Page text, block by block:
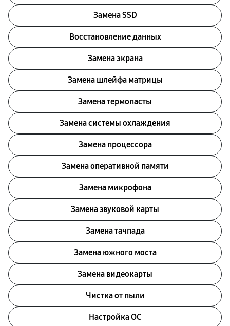
Замена SSD
Восстановление данных
Замена экрана
Замена шлейфа матрицы
Замена термопасты
Замена системы охлаждения
Замена процессора
Замена оперативной памяти
Замена микрофона
Замена звуковой карты
Замена тачпада
Замена южного моста
Замена видеокарты
Чистка от пыли
Настройка ОС